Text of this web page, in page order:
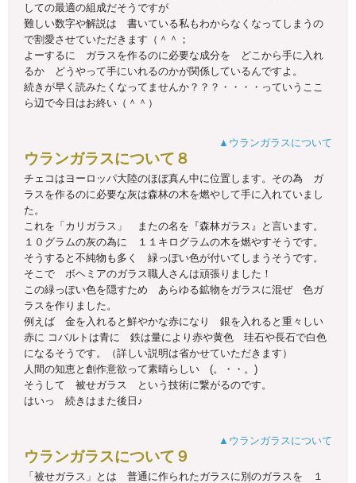
しての最適の組成だそうですが
難しい数字や解説は 書いている私もわからなくなってしまうの
で割愛させていただきます（＾＾；
よーするに ガラスを作るのに必要な成分を どこから手に入れ
るか どうやって手にいれるのかが関係しているんですよ。
続きが早く読みたくなってませんか？？？・・・・っていうここ
ら辺で今日はお終い（＾＾）
▲ウランガラスについて
ウランガラスについて８
チェコはヨーロッパ大陸のほぼ真ん中に位置します。その為 ガ
ラスを作るのに必要な灰は森林の木を燃やして手に入れていまし
た。
これを「カリガラス」 またの名を『森林ガラス』と言います。
１０グラムの灰の為に １１キログラムの木を燃やすそうです。
そうすると不純物も多く 緑っぽい色が付いてしまうそうです。
そこで ボヘミアのガラス職人さんは頑張りました！
この緑っぽい色を隠すため あらゆる鉱物をガラスに混ぜ 色ガ
ラスを作りました。
例えば 金を入れると鮮やかな赤になり 銀を入れると重々しい
赤に コバルトは青に 鉄は量により赤や黄色 珪石や長石で白色
になるそうです。（詳しい説明は省かせていただきます）
人間の知恵と創作意欲って素晴らしい (。・・。)
そうして 被せガラス という技術に繋がるのです。
はいっ 続きはまた後日♪
▲ウランガラスについて
ウランガラスについて９
「被せガラス」とは 普通に作られたガラスに別のガラスを １